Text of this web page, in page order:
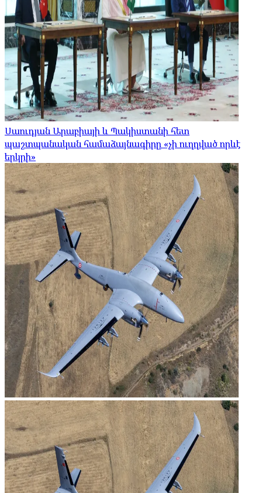
Սաուդյան Արաբիայի և Պակիստանի հետ
պաշտպանական համաձայնագիրը «չի ուղղված որևէ
երկրի»